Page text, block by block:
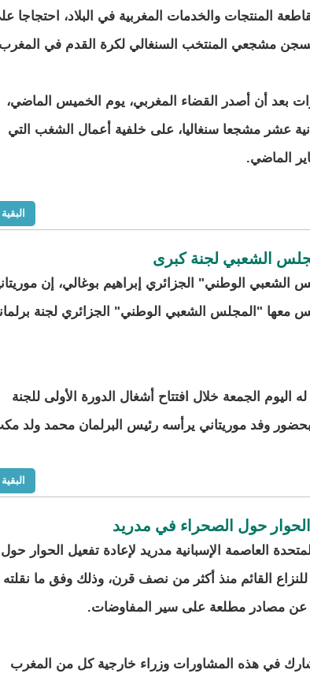
المنتجات والخدمات المغربية في البلاد، احتجاجا
بسجن مشجعي المنتخب السنغالي لكرة القدم في
بعد أن أصدر القضاء المغربي، يوم الخميس الماضي،
عشر مشجعا سنغاليا، على خلفية أعمال الشغب التي
الماضي.
البقية
الشعبي لجنة كبرى
الوطني" الجزائري إبراهيم بوغالي، إن
معها "المجلس الشعبي الوطني" الجزائري لجنة
اليوم الجمعة خلال افتتاح أشغال الدورة الأولى للجنة
بحضور وفد موريتاني يرأسه رئيس البرلمان محمد ولد
البقية
الحوار حول الصحراء في مدريد
العاصمة الإسبانية مدريد لإعادة تفعيل الحوار حول
القائم منذ أكثر من نصف قرن، وذلك وفق ما نقلته
عن مصادر مطلعة على سير المفاوضات.
في هذه المشاورات وزراء خارجية كل من المغرب